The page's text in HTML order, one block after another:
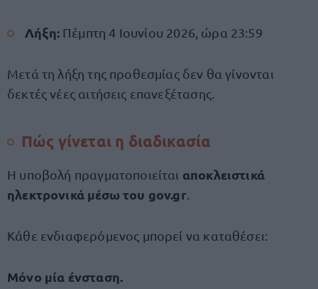
Λήξη:Πέμπτη 4 Ιουνίου 2026, ώρα 23:59
Μετά τη λήξη της προθεσμίας δεν θα γίνονται
δεκτές νέες αιτήσεις επανεξέτασης.
Πώς γίνεται η διαδικασία
Η υποβολή πραγματοποιείται αποκλειστικά
ηλεκτρονικά μέσω του gov.gr
Κάθε ενδιαφερόμενος μπορεί να καταθέσει:
Μόνο μία ένσταση.